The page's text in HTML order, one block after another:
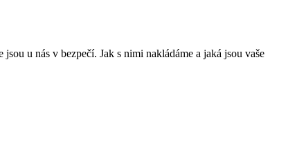
u nás v bezpečí. Jak s nimi nakládáme a jaká jsou vaše